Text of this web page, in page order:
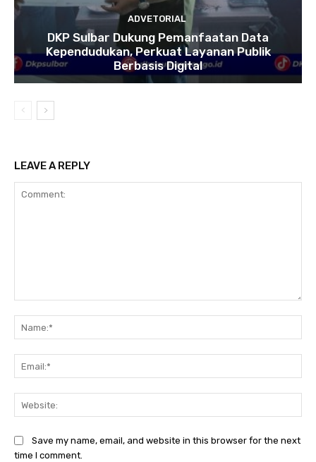
ADVETORIAL
DKP Sulbar Dukung Pemanfaatan Data
Kependudukan, Perkuat Layanan Publik
Berbasis Digital
LEAVE A REPLY
Save my name, email, and website in this browser for the next
time I comment.